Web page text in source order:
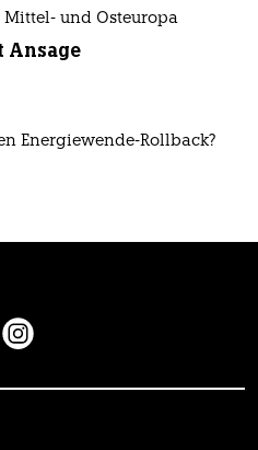
und Osteuropa
Ansage
Energiewende-Rollback?